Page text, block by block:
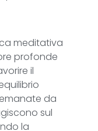
meditativa
profonde
il
da
sul
la